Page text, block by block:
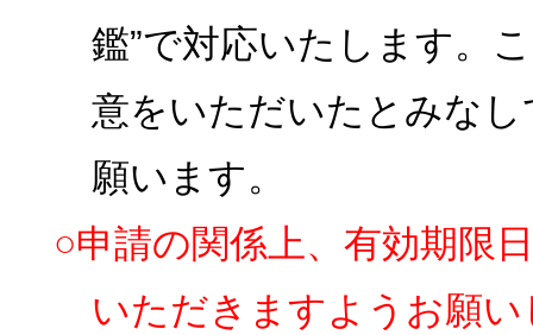
鑑”で対応いたします。
意をいただいたとみな
願います。
○申請の関係上、有効期限
いただきますようお願